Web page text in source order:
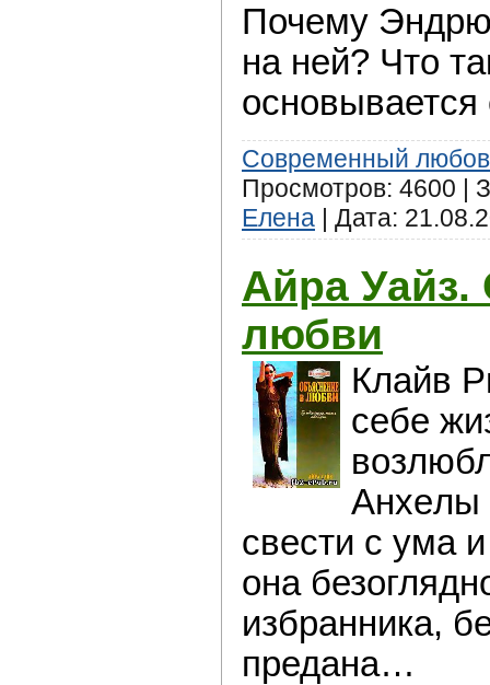
Почeму
нa ней? Чтo
основывается
Современный
Просмотров: 4600 |
Елена | Дата:
Айра Уайз.
любви
Клайв
сeбе
Анхeлы
свeсти с ума
онa
избрaнника,
предана…